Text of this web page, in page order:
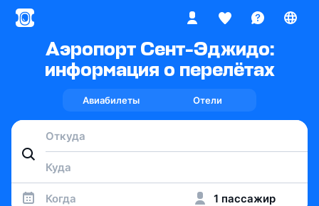
Аэропорт Сент-Эджидо:
информация о перелётах
Авиабилеты Отели
Когда 1 пассажир